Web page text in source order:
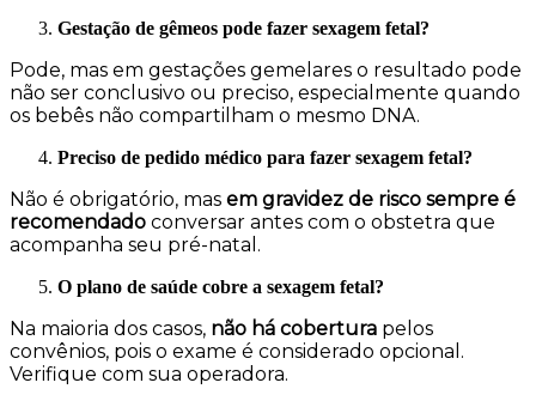
Gestação de gêmeos pode fazer sexagem fetal?
Pode, mas em gestações gemelares o resultado pode
não ser conclusivo ou preciso, especialmente quando
os bebês não compartilham o mesmo DNA.
Preciso de pedido médico para fazer sexagem fetal?
Não é obrigatório, mas em gravidez de risco sempre é
recomendado conversar antes com o obstetra que
acompanha seu pré-natal.
O plano de saúde cobre a sexagem fetal?
Na maioria dos casos, não há cobertura pelos
convênios, pois o exame é considerado opcional.
Verifique com sua operadora.